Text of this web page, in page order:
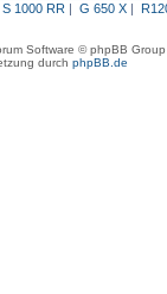
S 1000 RR | G 650 X|
Software © phpBB Group
durch phpBB.de